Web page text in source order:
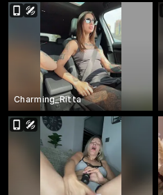
Charming_Ritta